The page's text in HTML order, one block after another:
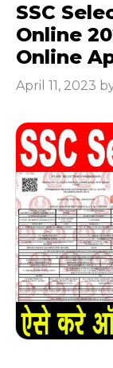
SSC
Online
Online
April 11, 2023